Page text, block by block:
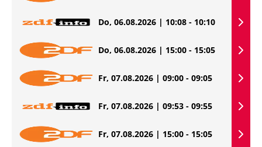
Do, 06.08.2026 | 10:08 - 10:10
Do, 06.08.2026 | 15:00 - 15:05
Fr, 07.08.2026 | 09:00 - 09:05
Fr, 07.08.2026 | 09:53 - 09:55
Fr, 07.08.2026 | 15:00 - 15:05